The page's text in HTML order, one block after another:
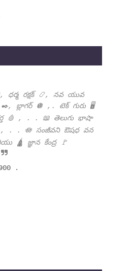
ధర్మ రక్షక్ 📿, నవ యువ
బ్లాగర్ 🪩 ,. టెక్ గురు 🖥️
🩸 , . . 📖 తెలుగు భాషా
, . . 🪷 సంజీవని ఔషధ వన
🛕 జ్ఞాన కేంద్ర 🚩
.